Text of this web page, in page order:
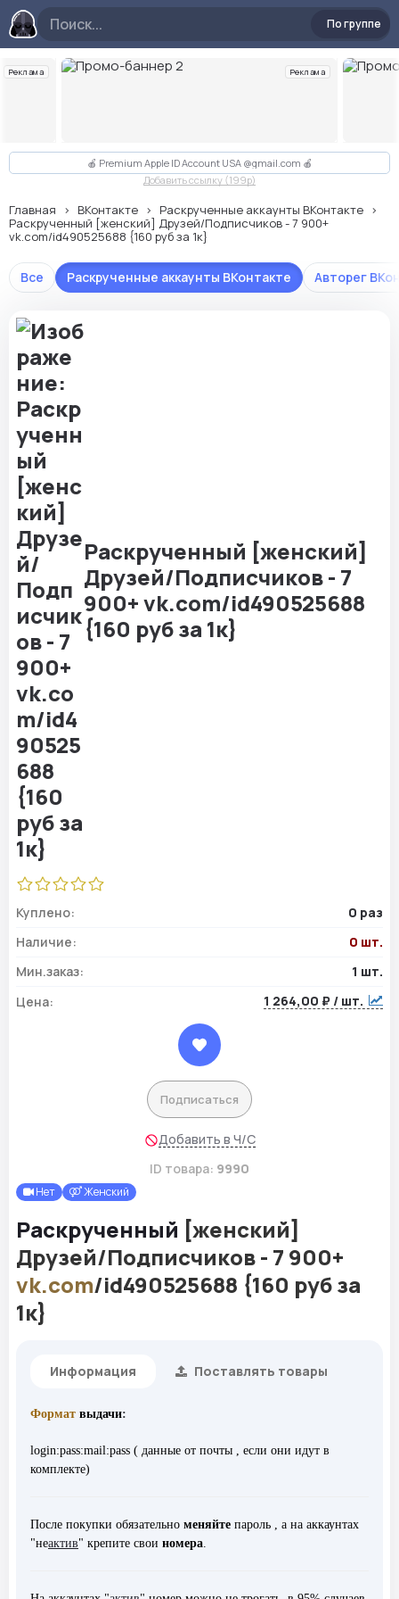
По группе
Реклама Реклама
Слайд 2 из 10
🍎 Premium Apple ID Account USA @gmail.com 🍎
Добавить ссылку (199p)
Главная ВКонтакте
Раскрученные аккаунты ВКонтакте
Раскрученный [женский] Друзей/Подписчиков - 7 900+
vk.com/id490525688 {160 руб за 1к}
Все Авторег
Раскрученные аккаунты ВКонтакте
Раскрученный [женский]
Друзей/Подписчиков - 7
900+ vk.com/id490525688
{160 руб за 1к}
Куплено:
0 раз
Наличие:
0 шт.
Мин.заказ:
1 шт.
Цена:
1 264,00 ₽ / шт.
Подписаться
Добавить в Ч/С
ID товара: 9990
Нет Женский
Раскрученный [женский]
Друзей/Подписчиков - 7 900+
vk.com/id490525688 {160 руб за
1к}
Информация Поставлять товары
Формат выдачи:
login:pass:mail:pass ( данные от почты , если они идут в
комплекте)
После покупки обязательно меняйте пароль , а на аккаунтах
"неактив" крепите свои номера.